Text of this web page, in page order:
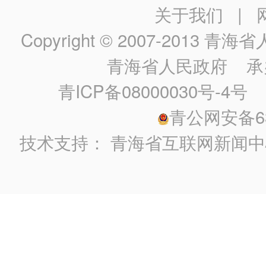
关于我们 |
Copyright © 2007-2013 青海省
青海省人民政府 承
青ICP备08000030号-4号
青公网安备
技术支持：青海省互联网新闻